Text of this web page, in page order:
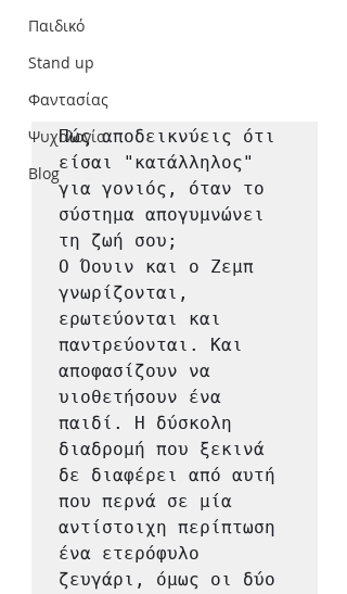
Παιδικό
Stand up
Φαντασίας
Ψυχολογία
Blog
Πώς αποδεικνύεις ότι
είσαι "κατάλληλος"
για γονιός, όταν το
σύστημα απογυμνώνει
τη ζωή σου;
Ο Όουιν και ο Ζεμπ
γνωρίζονται,
ερωτεύονται και
παντρεύονται. Και
αποφασίζουν να
υιοθετήσουν ένα
παιδί. Η δύσκολη
διαδρομή που ξεκινά
δε διαφέρει από αυτή
που περνά σε μία
αντίστοιχη περίπτωση
ένα ετερόφυλο
ζευγάρι, όμως οι δύο